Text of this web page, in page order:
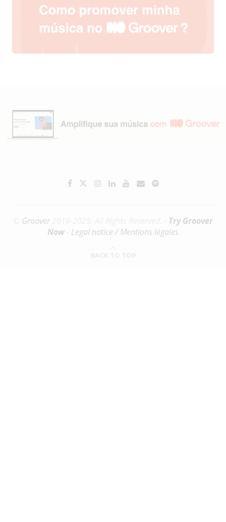
Groover2018-2025. All Rights Reserved. - Try Groover
Now
Legal notice / Mentions légales